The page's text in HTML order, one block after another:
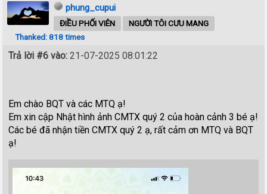
phung_cupui
ĐIỀU PHỐI VIÊN
NGƯỜI TÔI CƯU MANG
Thanked: 818 times
Trả lời #6 vào: 21-07-2025 08:01:22
Em chào BQT và các MTQ ạ!
Em xin cập Nhật hình ảnh CMTX quý 2 của hoàn cảnh 3 bé ạ!
Các bé đã nhận tiền CMTX quý 2 ạ, rất cảm ơn MTQ và BQT
ạ!